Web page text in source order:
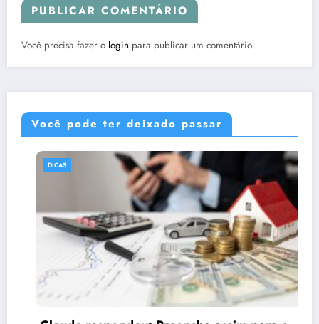
PUBLICAR COMENTÁRIO
Você precisa fazer o login para publicar um comentário.
Você pode ter deixado passar
DICAS